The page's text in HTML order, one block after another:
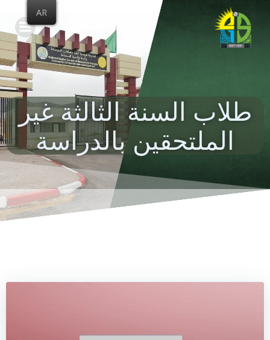
content
طلاب السنة الثالثة غير
الملتحقين بالدراسة
AR